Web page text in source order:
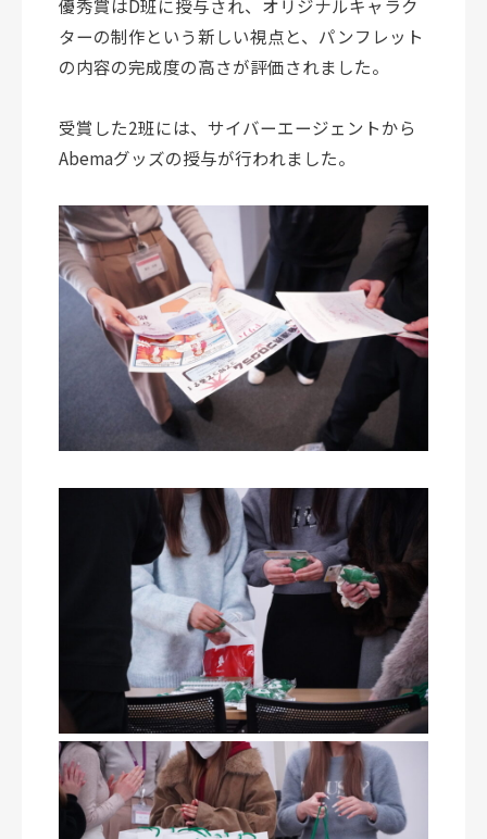
優秀賞はD班に授与され、オリジナルキャラク
ターの制作という新しい視点と、パンフレット
の内容の完成度の高さが評価されました。
受賞した2班には、サイバーエージェントから
Abemaグッズの授与が行われました。